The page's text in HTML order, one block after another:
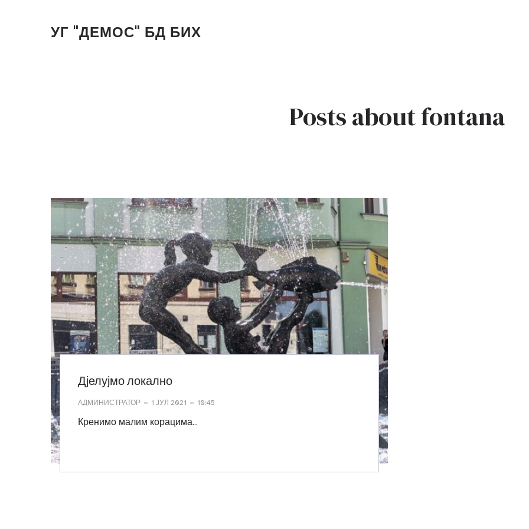
УГ "ДЕМОС" БД БИХ
Posts about fontana
Дјелујмо локално
АДМИНИСТРАТОР - 1 ЈУЛ 2021 - 10:45
Кренимо малим корацима…